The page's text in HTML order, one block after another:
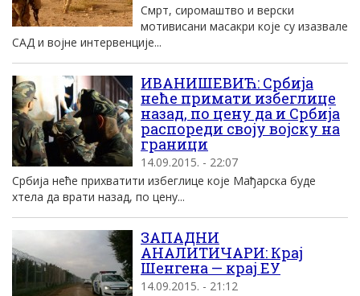
Смрт, сиромаштво и верски
мотивисани масакри које су изазвале
САД и војне интервенције...
ИВАНИШЕВИЋ: Србија
неће примати избеглице
назад, по цену да и Србија
распореди своју војску на
граници
14.09.2015. - 22:07
Србија неће прихватити избеглице које Мађарска буде
хтела да врати назад, по цену...
ЗАПАДНИ
АНАЛИТИЧАРИ: Крај
Шенгена — крај ЕУ
14.09.2015. - 21:12